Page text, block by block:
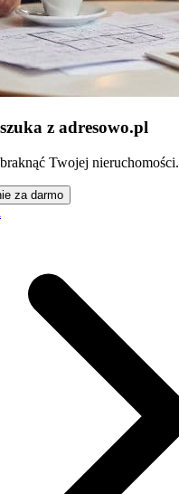
z adresowo.pl
Twojej nieruchomości.
za darmo